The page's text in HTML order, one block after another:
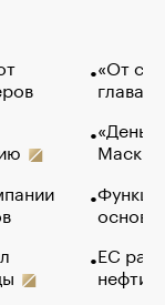
«От
глава
Маск в
основ
ЕС
нефти